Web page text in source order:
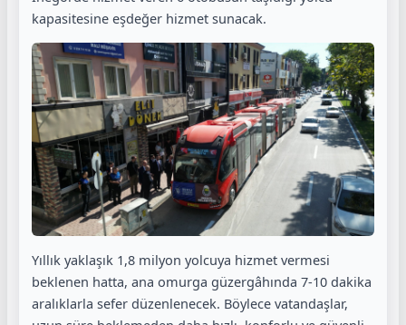
kapasitesine eşdeğer hizmet sunacak.
Yıllık yaklaşık 1,8 milyon yolcuya hizmet vermesi
beklenen hatta, ana omurga güzergâhında 7-10 dakika
aralıklarla sefer düzenlenecek. Böylece vatandaşlar,